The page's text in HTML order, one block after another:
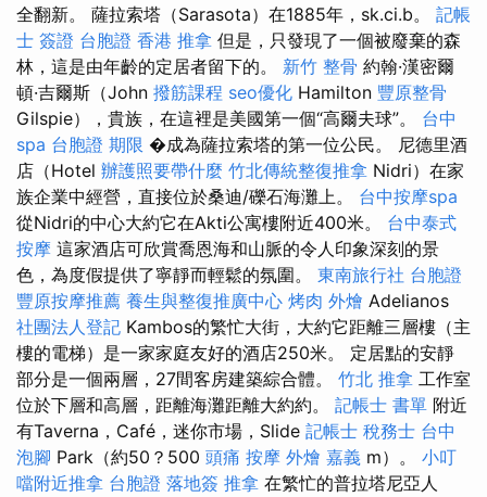
全翻新。 薩拉索塔（Sarasota）在1885年，sk.ci.b。 記帳
士 簽證 台胞證 香港 推拿 但是，只發現了一個被廢棄的森
林，這是由年齡的定居者留下的。 新竹 整骨 約翰·漢密爾
頓·吉爾斯（John 撥筋課程 seo優化 Hamilton 豐原整骨
Gilspie），貴族，在這裡是美國第一個“高爾夫球”。 台中
spa 台胞證 期限 �成為薩拉索塔的第一位公民。 尼德里酒
店（Hotel 辦護照要帶什麼 竹北傳統整復推拿 Nidri）在家
族企業中經營，直接位於桑迪/礫石海灘上。 台中按摩spa
從Nidri的中心大約它在Akti公寓樓附近400米。 台中泰式
按摩 這家酒店可欣賞喬恩海和山脈的令人印象深刻的景
色，為度假提供了寧靜而輕鬆的氛圍。 東南旅行社 台胞證
豐原按摩推薦 養生與整復推廣中心 烤肉 外燴 Adelianos
社團法人登記 Kambos的繁忙大街，大約它距離三層樓（主
樓的電梯）是一家家庭友好的酒店250米。 定居點的安靜
部分是一個兩層，27間客房建築綜合體。 竹北 推拿 工作室
位於下層和高層，距離海灘距離大約約。 記帳士 書單 附近
有Taverna，Café，迷你市場，Slide 記帳士 稅務士 台中
泡腳 Park（約50？500 頭痛 按摩 外燴 嘉義 m）。 小叮
噹附近推拿 台胞證 落地簽 推拿 在繁忙的普拉塔尼亞人